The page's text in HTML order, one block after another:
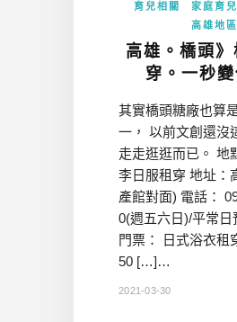
育兒相關 家庭育兒
高雄地區
高雄。橋頭
穿。一秒
其實橋頭糖廠也算
一， 以前文創還沒
走走逛逛而已。 地
李日服租穿 地址：
產館對面) 電話：
0(週五六日)/平常日
門票： 日式浴衣租
50 […]…
2021-03-30